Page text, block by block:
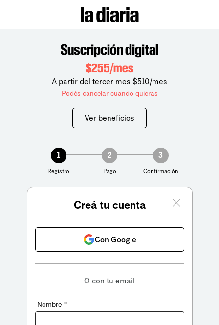
Suscripción digital
$255/mes
A partir del tercer mes $510/mes
Podés cancelar cuando quieras
Ver beneficios
1
Registro
2
Pago
3
Confirmación
Creá tu cuenta
Con Google
O con tu email
Nombre *